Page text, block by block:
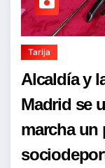
Tarija
Alcaldía y
Madrid se
marcha un